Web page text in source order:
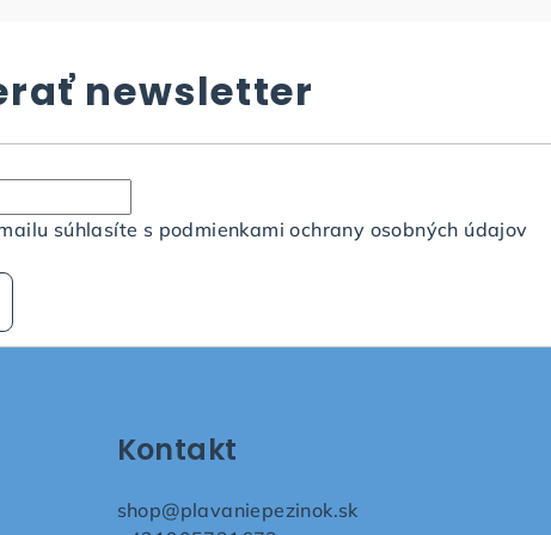
newsletter
súhlasíte s podmienkami ochrany osobných údajov
Kontakt
shop@plavaniepezinok.sk